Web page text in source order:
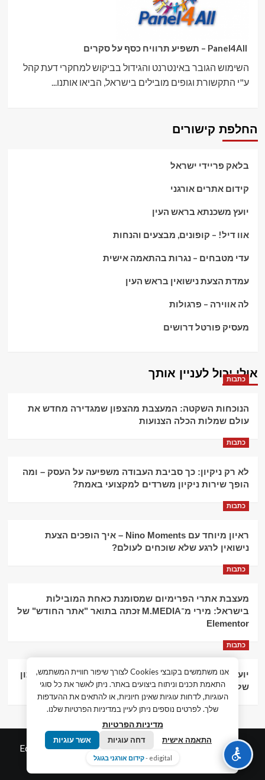
השימוש הגובר באינטרנט והגידול בביקוש למחקרי דעת קהל
ע"י התקשורת וגופים מובילים בישראל, הביאו אותנו...
החלפת קישורים
בלאק פריידי ישראל
קידום אתרים אורגני
יועץ משכנתא בראש העין
אוו דיל! – קופונים, מבצעים והנחות
עדי מטבחים – נגרות בהתאמה אישית
עמדת הצעת נישואין בראש העין
לה אווירה – פרגולות
מעסיק פורטל דרושים
אולי יכול לעניין אותך
כתבות
הנוכחות השקטה: המעצבת מהצפון שמגדירה מחדש את
עולם שמלות הכלה הצנועות
כתבות
לא רק ניקיון: כך סביבת העבודה משפיעה על העסק – ומה
הופך שירות ניקיון משרדים למקצועי באמת?
כתבות
ראיון מיוחד עם Nino Moments – איך הופכים הצעת
נישואין לרגע שלא שוכחים לעולם?
כתבות
מעצבת אתרי הפרימיום שמסומנת כאחת המובילות
בישראל: מירי מ־M.MEDIA זכתה בתואר "אתר החודש" של
Elementor
כתבות
יועץ עסקי וליווי פיננסי – הדרך לצמיחה כלכלית וניהול נכון
של העסק
© כל הזכויות שמורות חדשות המאה ה-21 |
Edigital.co.ilby
אלימלך דיגיטל.
אנו משתמשים בקובצי Cookies לצורך שיפור חוויית המשתמש,
התאמת תכנים וניתוח ביצועים באתר. ניתן לאשר את כל סוגי
העוגיות, לדחות עוגיות שאינן חיוניות, או להתאים את ההעדפות
שלך. לפרטים נוספים ניתן לעיין במדיניות הפרטיות שלנו.
מדיניות הפרטיות
התאמה אישית דחה עוגיות אשר עוגיות
edigital - קידום אורגני בגוגל